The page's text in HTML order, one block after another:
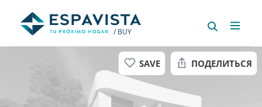
/ BUY
SAVE ПОДЕЛИТЬСЯ